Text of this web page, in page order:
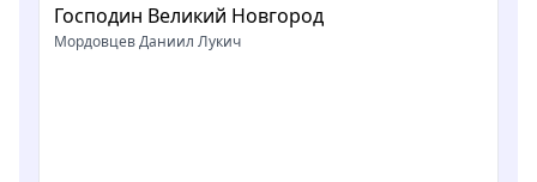
Господин Великий Новгород
Мордовцев Даниил Лукич